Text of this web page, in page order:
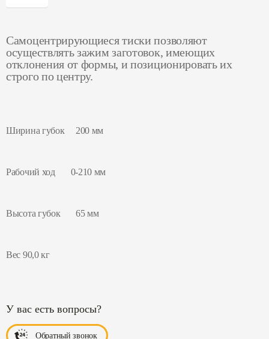
Самоцентрирующиеся тиски позволяют
осуществлять зажим заготовок, имеющих
отклонения от формы, и позиционировать их
строго по центру.
Ширина губок 200 мм
Рабочий ход 0-210 мм
Высота губок 65 мм
Вес 90,0 кг
У вас есть вопросы?
Обратный звонок